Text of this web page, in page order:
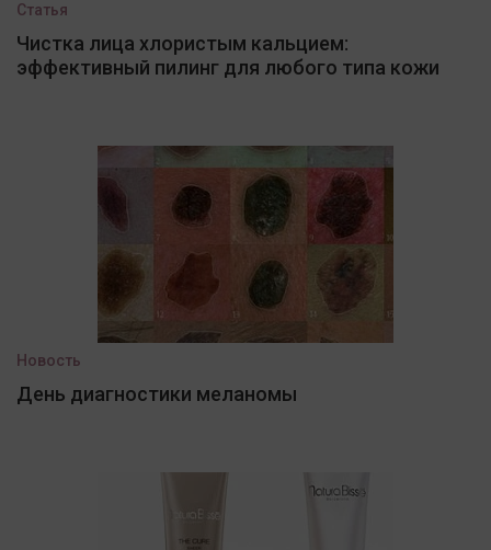
Статья
Чистка лица хлористым кальцием:
эффективный пилинг для любого типа кожи
Новость
День диагностики меланомы